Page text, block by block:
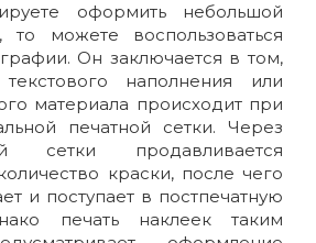
оформить небольшой
то можете воспользоваться
Он заключается в том,
наполнения или
материала происходит при
печатной сетки. Через
сетки продавливается
краски, после чего
и поступает в постпечатную
печать наклеек таким